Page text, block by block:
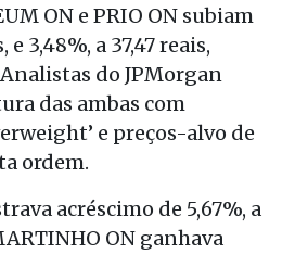
ON e PRIO ON subiam
e 3,48%, a 37,47 reais,
do JPMorgan
das ambas com
e preços-alvo de
ordem.
acréscimo de 5,67%, a
ON ganhava